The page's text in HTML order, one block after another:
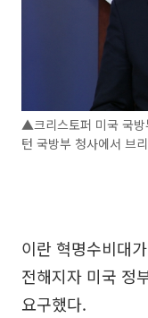
▲크리스토퍼 미국 국
턴 국방부 청사에서 브
이란 혁명수비대
전해지자 미국 정
요구했다.